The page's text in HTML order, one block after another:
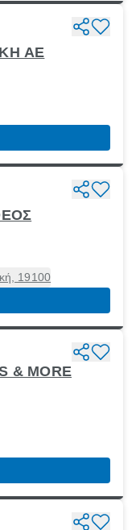
ΑΕ
19100
& MORE